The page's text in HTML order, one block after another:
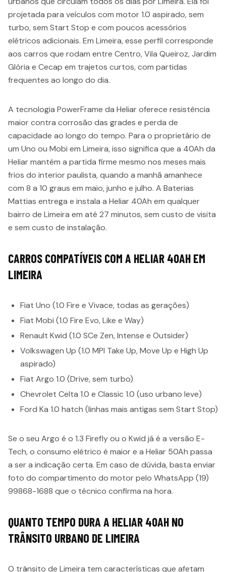
projetada para veículos com motor 1.0 aspirado, sem
turbo, sem Start Stop e com poucos acessórios
elétricos adicionais. Em Limeira, esse perfil corresponde
aos carros que rodam entre Centro, Vila Queiroz, Jardim
Glória e Cecap em trajetos curtos, com partidas
frequentes ao longo do dia.
A tecnologia PowerFrame da Heliar oferece resistência
maior contra corrosão das grades e perda de
capacidade ao longo do tempo. Para o proprietário de
um Uno ou Mobi em Limeira, isso significa que a 40Ah da
Heliar mantém a partida firme mesmo nos meses mais
frios do interior paulista, quando a manhã amanhece
com 8 a 10 graus em maio, junho e julho. A Baterias
Mattias entrega e instala a Heliar 40Ah em qualquer
bairro de Limeira em até 27 minutos, sem custo de visita
e sem custo de instalação.
CARROS COMPATÍVEIS COM A HELIAR 40AH EM
LIMEIRA
Fiat Uno (1.0 Fire e Vivace, todas as gerações)
Fiat Mobi (1.0 Fire Evo, Like e Way)
Renault Kwid (1.0 SCe Zen, Intense e Outsider)
Volkswagen Up (1.0 MPI Take Up, Move Up e High Up
aspirado)
Fiat Argo 1.0 (Drive, sem turbo)
Chevrolet Celta 1.0 e Classic 1.0 (uso urbano leve)
Ford Ka 1.0 hatch (linhas mais antigas sem Start Stop)
Se o seu Argo é o 1.3 Firefly ou o Kwid já é a versão E-
Tech, o consumo elétrico é maior e a Heliar 50Ah passa
a ser a indicação certa. Em caso de dúvida, basta enviar
foto do compartimento do motor pelo WhatsApp (19)
99868-1688 que o técnico confirma na hora.
QUANTO TEMPO DURA A HELIAR 40AH NO
TRÂNSITO URBANO DE LIMEIRA
O trânsito de Limeira tem características que afetam